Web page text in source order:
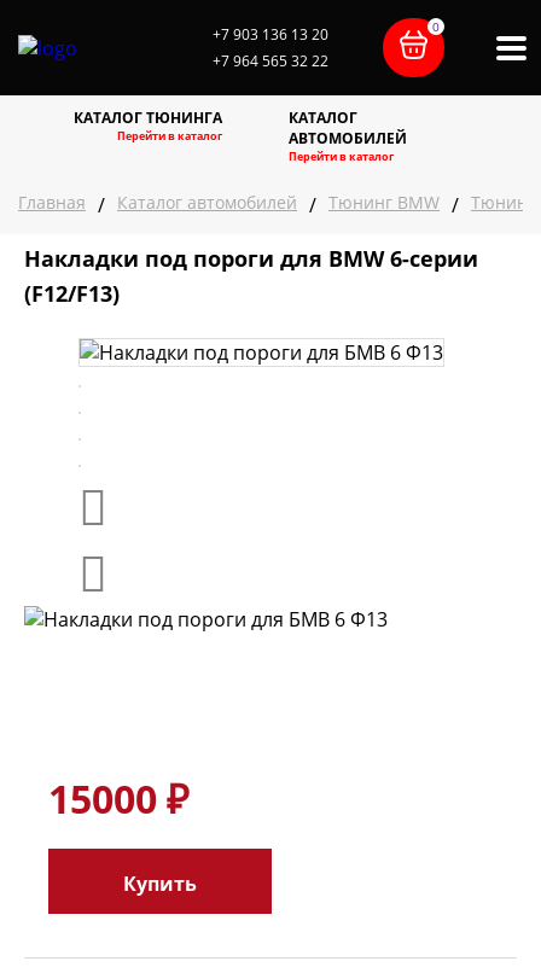
+7 903 136 13 20
+7 964 565 32 22
0
О компании
Оплата
Доставка
Статьи
Галерея
Контакты
КАТАЛОГ ТЮНИНГА
Перейти в каталог
КАТАЛОГ
АВТОМОБИЛЕЙ
Перейти в каталог
Главная / Каталог автомобилей / Тюнинг BMW / Тюнинг
Накладки под пороги для BMW 6-серии
(F12/F13)
15000 ₽
Купить